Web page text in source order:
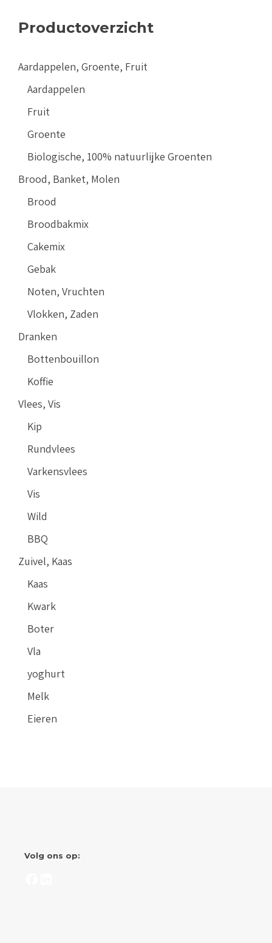
Productoverzicht
Aardappelen, Groente, Fruit
Aardappelen
Fruit
Groente
Biologische, 100% natuurlijke Groenten
Brood, Banket, Molen
Brood
Broodbakmix
Cakemix
Gebak
Noten, Vruchten
Vlokken, Zaden
Dranken
Bottenbouillon
Koffie
Vlees, Vis
Kip
Rundvlees
Varkensvlees
Vis
Wild
BBQ
Zuivel, Kaas
Kaas
Kwark
Boter
Vla
yoghurt
Melk
Eieren
Volg ons op: